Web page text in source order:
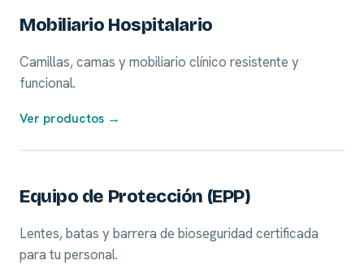
Mobiliario Hospitalario
Camillas, camas y mobiliario clínico resistente y
funcional.
Ver productos →
Equipo de Protección (EPP)
Lentes, batas y barrera de bioseguridad certificada
para tu personal.